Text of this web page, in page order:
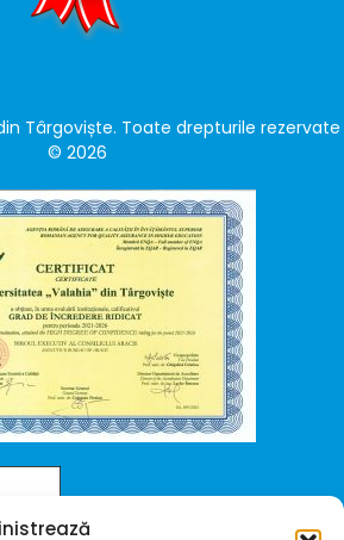
Târgoviște. Toate drepturile rezervate
© 2026